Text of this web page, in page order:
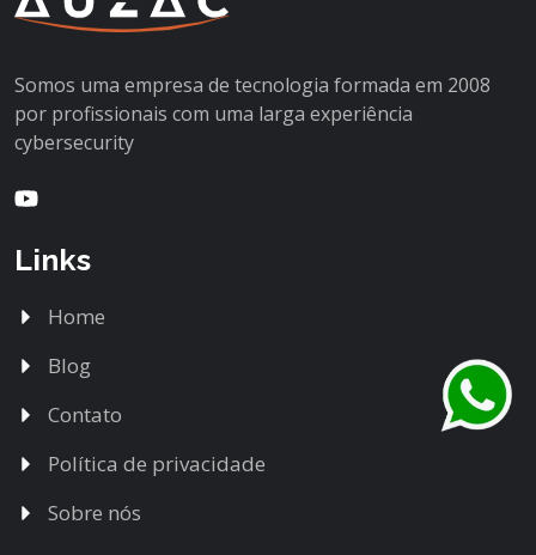
Somos uma empresa de tecnologia formada em 2008
por profissionais com uma larga experiência
cybersecurity
Youtube
Links
Home
Blog
Contato
Política de privacidade
Sobre nós